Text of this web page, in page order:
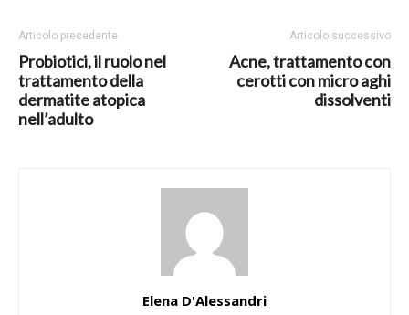
Articolo precedente
Probiotici, il ruolo nel
trattamento della
dermatite atopica
nell’adulto
Articolo successivo
Acne, trattamento con
cerotti con micro aghi
dissolventi
Elena D'Alessandri